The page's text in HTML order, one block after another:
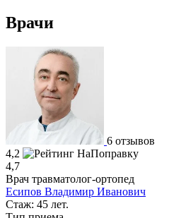
Врачи
6 отзывов
4,2
4,7
Врач травматолог-ортопед
Есипов Владимир Иванович
Стаж: 45 лет.